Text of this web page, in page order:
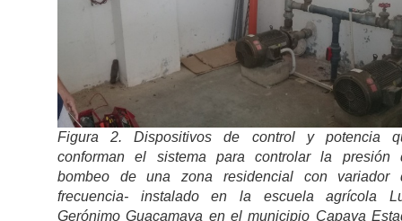
Figura 2. Dispositivos de control y potencia
conforman el sistema para controlar la presión
bombeo de una zona residencial con variador
frecuencia- instalado en la escuela agrícola
Gerónimo Guacamaya en el municipio Capaya